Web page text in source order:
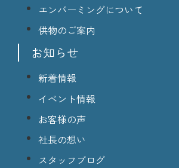
エンバーミングについて
供物のご案内
お知らせ
新着情報
イベント情報
お客様の声
社長の想い
スタッフブログ